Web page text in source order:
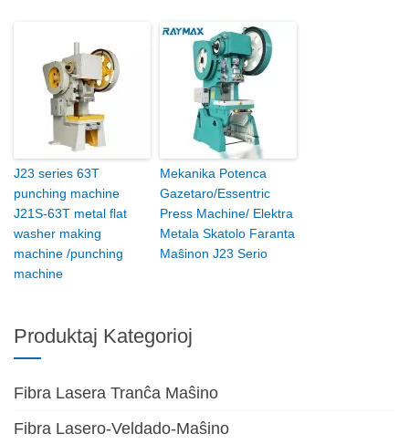
J23 series 63T
punching machine
J21S-63T metal flat
washer making
machine /punching
machine
Mekanika Potenca
Gazetaro/Essentric
Press Machine/ Elektra
Metala Skatolo Faranta
Maŝinon J23 Serio
Produktaj Kategorioj
Fibra Lasera Tranĉa Maŝino
Fibra Lasero-Veldado-Maŝino